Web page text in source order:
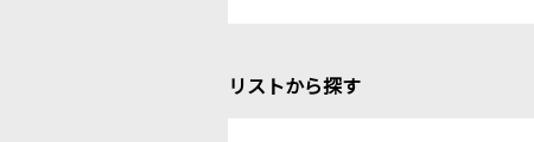
リストから探す